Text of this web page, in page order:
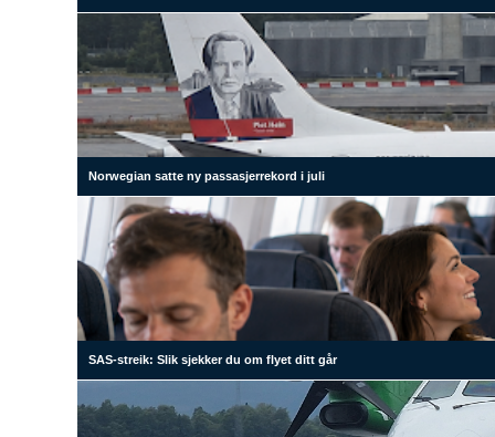
Norwegian satte ny passasjerrekord i juli
SAS-streik: Slik sjekker du om flyet ditt går